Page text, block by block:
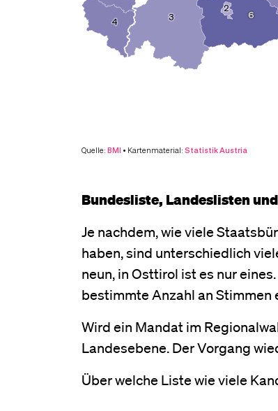
Bundesliste, Landeslisten
Je nachdem, wie viele
haben, sind unterschiedlich
neun, in Osttirol ist es nur
bestimmte Anzahl an Stimmen
Wird ein Mandat im
Landesebene. Der Vorgang
Über welche Liste wie viele